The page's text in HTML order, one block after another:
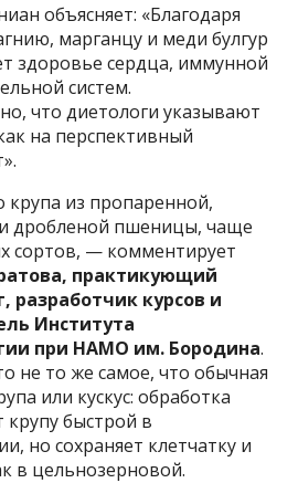
объясняет: «Благодаря
марганцу и меди булгур
здоровье сердца, иммунной
систем.
что диетологи указывают
на перспективный
крупа из пропаренной,
дробленой пшеницы, чаще
сортов, — комментирует
практикующий
разработчик курсов и
Института
при НАМО им. Бородина.
не то же самое, что обычная
или кускус: обработка
крупу быстрой в
но сохраняет клетчатку и
в цельнозерновой.